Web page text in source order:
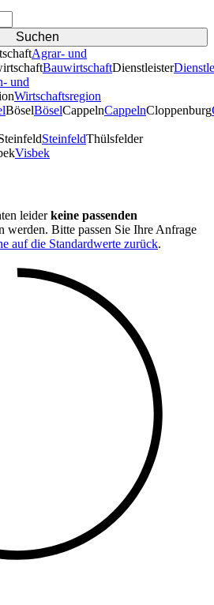
Agrar- und
BauwirtschaftDienstleister
und
Wirtschaftsregion
BöselBöselCappelnCappelnCloppenburg
SteinfeldThülsfelder
Visbek
leiderkeine passenden
werden. Bitte passen Sie Ihre Anfrage
auf die Standardwerte zurück.